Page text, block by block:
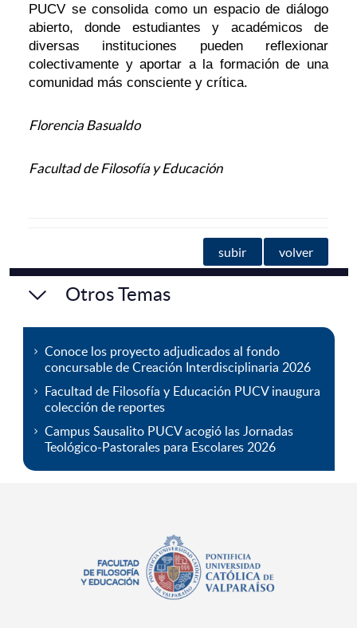
PUCV se consolida como un espacio de diálogo
abierto, donde estudiantes y académicos de
diversas instituciones pueden reflexionar
colectivamente y aportar a la formación de una
comunidad más consciente y crítica.
Florencia Basualdo
Facultad de Filosofía y Educación
subir volver
Otros Temas
Conoce los proyecto adjudicados al fondo
concursable de Creación Interdisciplinaria 2026
Facultad de Filosofía y Educación PUCV inaugura
colección de reportes
Campus Sausalito PUCV acogió las Jornadas
Teológico-Pastorales para Escolares 2026